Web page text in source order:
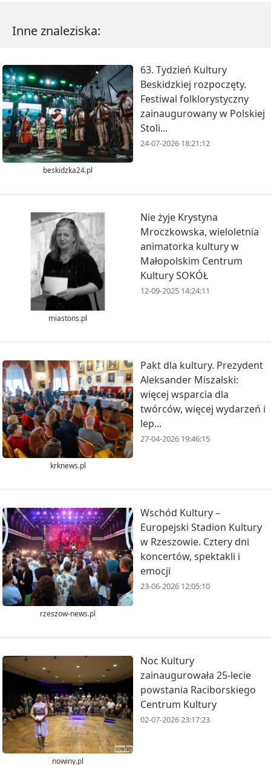
Inne znaleziska:
beskidzka24.pl
63. Tydzień Kultury
Beskidzkiej rozpoczęty.
Festiwal folklorystyczny
zainaugurowany w Polskiej
Stoli...
24-07-2026 18:21:12
miastons.pl
Nie żyje Krystyna
Mroczkowska, wieloletnia
animatorka kultury w
Małopolskim Centrum
Kultury SOKÓŁ
12-09-2025 14:24:11
krknews.pl
Pakt dla kultury. Prezydent
Aleksander Miszalski:
więcej wsparcia dla
twórców, więcej wydarzeń i
lep...
27-04-2026 19:46:15
rzeszow-news.pl
Wschód Kultury –
Europejski Stadion Kultury
w Rzeszowie. Cztery dni
koncertów, spektakli i
emocji
23-06-2026 12:05:10
nowiny.pl
Noc Kultury
zainaugurowała 25-lecie
powstania Raciborskiego
Centrum Kultury
02-07-2026 23:17:23